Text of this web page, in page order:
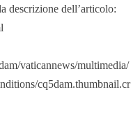
descrizione dell’articolo:
vaticannews/multimedia/
cq5dam.thumbnail.cr